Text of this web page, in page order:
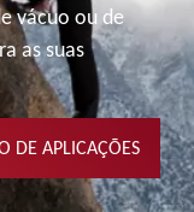
vácuo ou de
as suas
DE APLICAÇÕES